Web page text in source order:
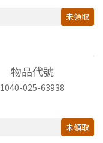
未領取
物品代號
1040-025-63938
未領取